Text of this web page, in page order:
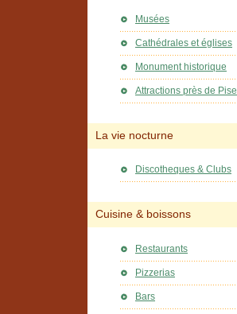
Musées
Cathédrales et églises
Monument historique
Attractions près de Pise
La vie nocturne
Discotheques & Clubs
Cuisine & boissons
Restaurants
Pizzerias
Bars